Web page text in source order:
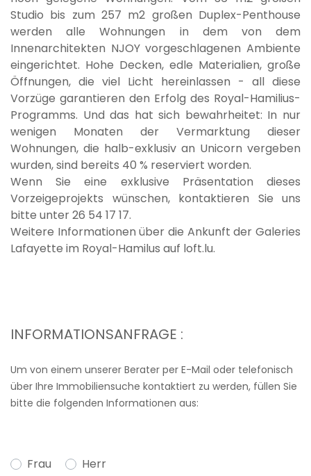
Studio bis zum 257 m2 großen Duplex-Penthouse
werden alle Wohnungen in dem von dem
Innenarchitekten NJOY vorgeschlagenen Ambiente
eingerichtet. Hohe Decken, edle Materialien, große
Öffnungen, die viel Licht hereinlassen - all diese
Vorzüge garantieren den Erfolg des Royal-Hamilius-
Programms. Und das hat sich bewahrheitet: In nur
wenigen Monaten der Vermarktung dieser
Wohnungen, die halb-exklusiv an Unicorn vergeben
wurden, sind bereits 40 % reserviert worden.
Wenn Sie eine exklusive Präsentation dieses
Vorzeigeprojekts wünschen, kontaktieren Sie uns
bitte unter 26 54 17 17.
Weitere Informationen über die Ankunft der Galeries
Lafayette im Royal-Hamilus auf loft.lu.
INFORMATIONSANFRAGE :
Um von einem unserer Berater per E-Mail oder telefonisch
über Ihre Immobiliensuche kontaktiert zu werden, füllen Sie
bitte die folgenden Informationen aus:
Frau Herr